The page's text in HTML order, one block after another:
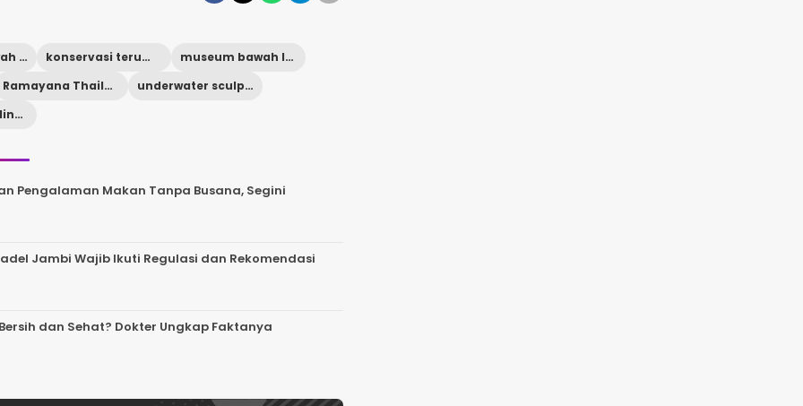
Hanoman bawah laut konservasi terumbu karang
museum bawah laut Thailand
Ramayana Thailand
underwater sculpture Thailand
wisata ramah lingkungan
Pengalaman Makan Tanpa Busana, Segini
Jambi Wajib Ikuti Regulasi dan Rekomendasi
dan Sehat? Dokter Ungkap Faktanya